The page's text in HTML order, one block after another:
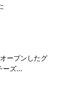
ープンしたグ
ーズ...